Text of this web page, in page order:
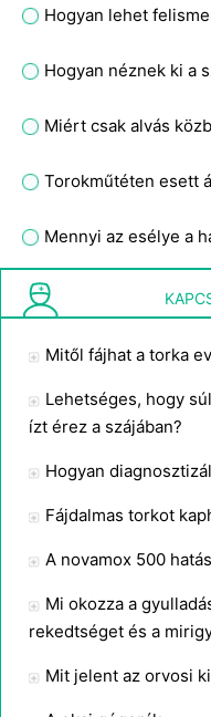
Hogyan lehet
Hogyan néznek ki a
Torokműtéten esett
Mit jelent, ha
Mitől fájhat a torka
Lehetséges, hogy
ízt érez a szájában?
Hogyan
Fájdalmas torkot
A novamox 500
Mi okozza a
rekedtséget és a
Mit jelent az orvosi